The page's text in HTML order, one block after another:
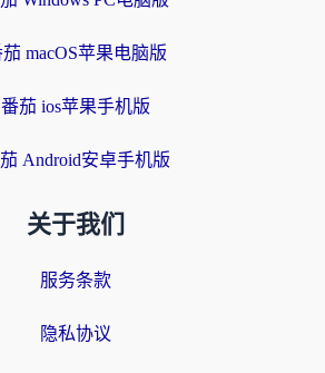
macOS苹果电脑版
番茄 ios苹果手机版
Android安卓手机版
关于我们
服务条款
隐私协议